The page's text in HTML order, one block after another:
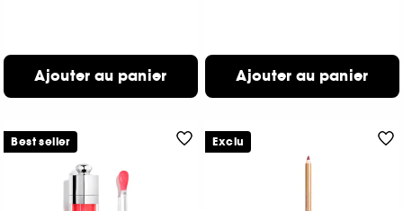
Ajouter au panier Ajouter au panier
Best seller Exclu